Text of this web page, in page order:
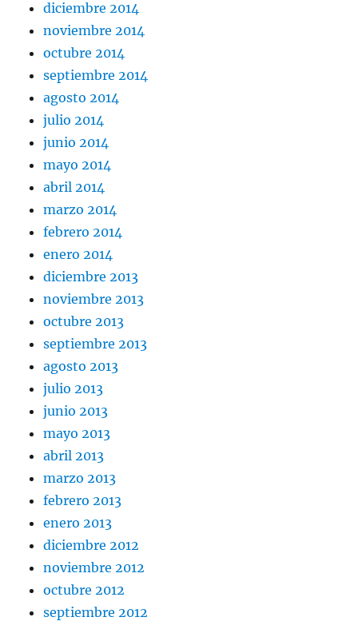
diciembre 2014
noviembre 2014
octubre 2014
septiembre 2014
agosto 2014
julio 2014
junio 2014
mayo 2014
abril 2014
marzo 2014
febrero 2014
enero 2014
diciembre 2013
noviembre 2013
octubre 2013
septiembre 2013
agosto 2013
julio 2013
junio 2013
mayo 2013
abril 2013
marzo 2013
febrero 2013
enero 2013
diciembre 2012
noviembre 2012
octubre 2012
septiembre 2012